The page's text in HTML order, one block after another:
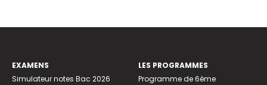
EXAMENS
Simulateur notes Bac 2026
LES PROGRAMMES
Programme de 6ème